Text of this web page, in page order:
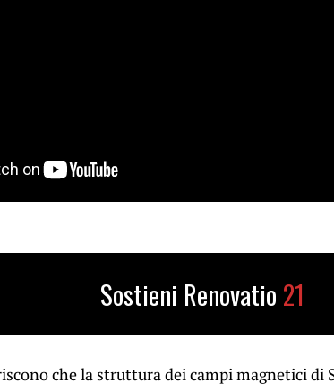
Sostieni Renovatio 21
che la struttura dei campi magnetici di